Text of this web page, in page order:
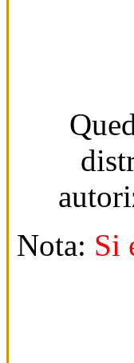
Nota: Si